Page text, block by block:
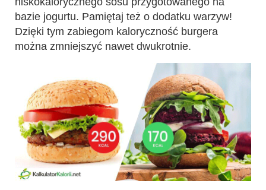
bazie jogurtu. Pamiętaj też o dodatku warzyw!
Dzięki tym zabiegom kaloryczność burgera
można zmniejszyć nawet dwukrotnie.